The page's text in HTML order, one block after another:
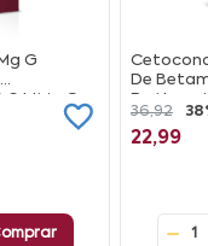
G
G
2 5Mg
30G
De
De
30G
36,92
22,99
1